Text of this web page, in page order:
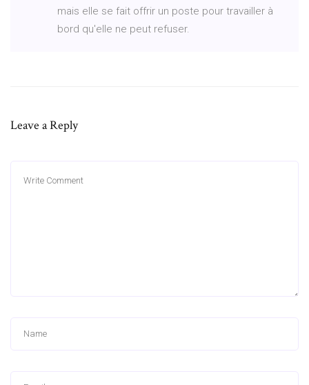
mais elle se fait offrir un poste pour travailler à
bord qu'elle ne peut refuser.
Leave a Reply